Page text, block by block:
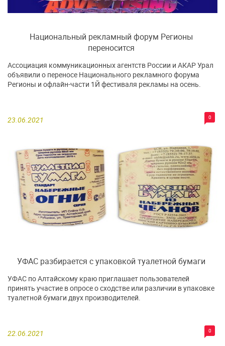
Национальный рекламный форум Регионы
переносится
23.06.2021 0
Ассоциация коммуникационных агентств России и АКАР Урал
объявили о переносе Национального рекламного форума
Регионы и офлайн-части 1Й фестиваля рекламы на осень.
УФАС разбирается с упаковкой туалетной бумаги
22.06.2021 0
УФАС по Алтайскому краю приглашает пользователей
принять участие в опросе о сходстве или различии в упаковке
туалетной бумаги двух производителей.